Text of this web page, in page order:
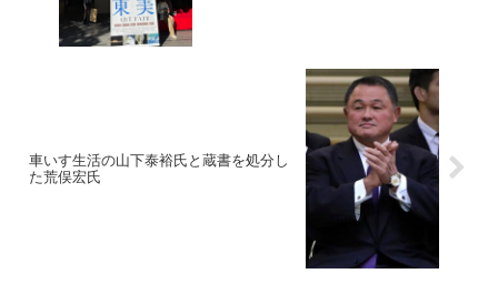
車いす生活の山下泰裕氏と蔵書を処分し
た荒俣宏氏